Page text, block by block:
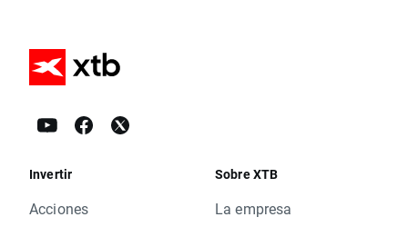
Invertir
Acciones
Sobre XTB
La empresa